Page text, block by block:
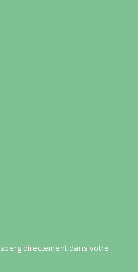
directement dans votre